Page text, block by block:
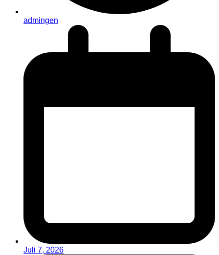
admingen
Juli 7, 2026